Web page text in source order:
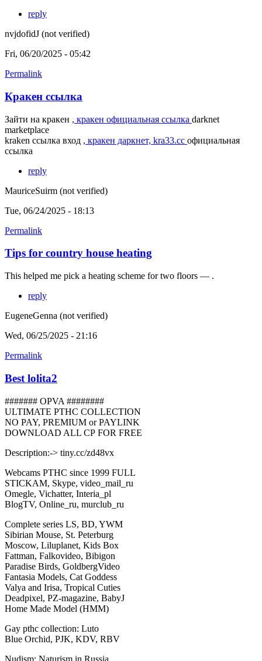
reply
nvjdofidJ (not verified)
Fri, 06/20/2025 - 05:42
Permalink
Кракен ссылка
Зайти на кракен , кракен официальная ссылка darknet
marketplace
kraken ссылка вход , кракен даркнет, kra33.cc официальная
ссылка
reply
MauriceSuirm (not verified)
Tue, 06/24/2025 - 18:13
Permalink
Tips for country house heating
This helped me pick a heating scheme for two floors — .
reply
EugeneGenna (not verified)
Wed, 06/25/2025 - 21:16
Permalink
Best lolita2
####### OPVA ########
ULTIMATE РТНС COLLECTION
NO PAY, PREMIUM or PAYLINK
DOWNLOAD ALL СР FOR FREE
Description:-> tiny.cc/zd48vx
Webcams РТНС since 1999 FULL
STICKAM, Skype, video_mail_ru
Omegle, Vichatter, Interia_pl
BlogTV, Online_ru, murclub_ru
Complete series LS, BD, YWM
Sibirian Mouse, St. Peterburg
Moscow, Liluplanet, Kids Box
Fattman, Falkovideo, Bibigon
Paradise Birds, GoldbergVideo
Fantasia Models, Cat Goddess
Valya and Irisa, Tropical Cuties
Deadpixel, PZ-magazine, BabyJ
Home Made Model (HMM)
Gay рthс collection: Luto
Blue Orchid, PJK, KDV, RBV
Nudism: Naturism in Russia